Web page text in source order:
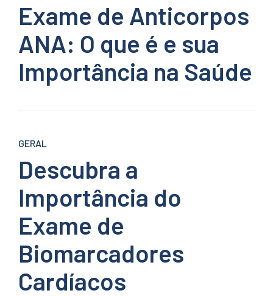
Exame de Anticorpos
ANA: O que é e sua
Importância na Saúde
GERAL
Descubra a
Importância do
Exame de
Biomarcadores
Cardíacos